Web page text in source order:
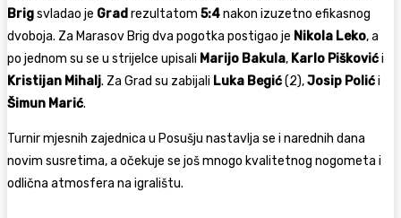
Brigsvladao je Gradrezultatom 5:4nakon izuzetno efikasnog
dvoboja. Za Marasov Brig dva pogotka postigao je Nikola Leko, a
po jednom su se u strijelce upisali Marijo Bakula, Karlo Piškovići
Kristijan Mihalj. Za Grad su zabijali Luka Begić(2),Josip Polići
Šimun Marić.
Turnir mjesnih zajednica u Posušju nastavlja se i narednih dana
novim susretima, a očekuje se još mnogo kvalitetnog nogometa i
odlična atmosfera na igralištu.